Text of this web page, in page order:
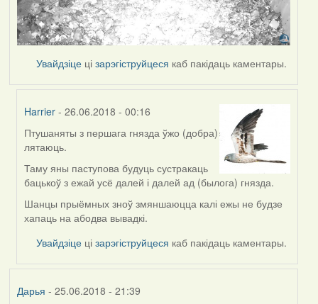
Увайдзіце цізарэгіструйцеся каб пакідаць каментары.
Harrier - 26.06.2018 - 00:16
In
reply
to
by
Птушаняты з першага гнязда ўжо (добра)
лятаюць.
Таму яны паступова будуць сустракаць
бацькоў з ежай усё далей і далей ад (былога) гнязда.
Шанцы прыёмных зноў змяншаюцца калі ежы не будзе
хапаць на абодва вывадкі.
Увайдзіце цізарэгіструйцеся каб пакідаць каментары.
Дарья - 25.06.2018 - 21:39